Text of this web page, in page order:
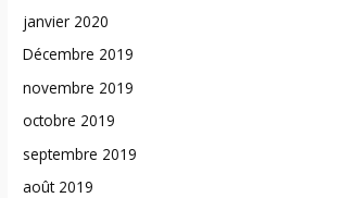
janvier 2020
Décembre 2019
novembre 2019
octobre 2019
septembre 2019
août 2019